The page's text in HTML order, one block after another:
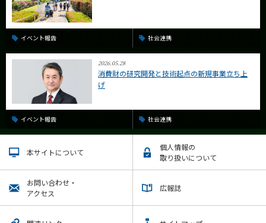
イベント報告 社会連携
2026.05.28
消費財の研究開発と技術起点の新規事業立ち上
げ
イベント報告 社会連携
本サイトについて
個人情報の
取り扱いについて
お問い合わせ・
アクセス
広報誌